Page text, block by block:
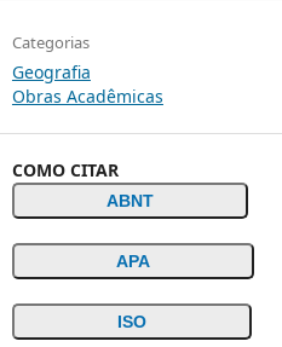
Categorias
Geografia
Obras Acadêmicas
COMO CITAR
ABNT
APA
ISO